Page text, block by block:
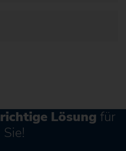
richtige Lösung für
Sie!